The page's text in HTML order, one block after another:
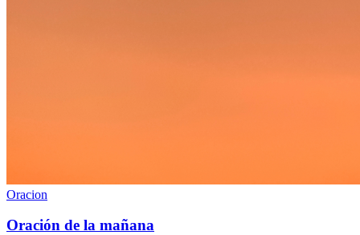
Oracion
Oración de la mañana